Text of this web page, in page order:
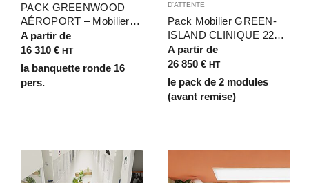
PACK GREENWOOD
AÉROPORT – Mobilier
Bois Végétalisé pour
Aéroport avec Banquette
rondes et plantes, pour
zones d’attente dans les
aéroports, gares et salles
A partir de
16 310 € HT
la banquette ronde 16
pers.
D'ATTENTE
Pack Mobilier GREEN-
ISLAND CLINIQUE 22
places – Banquettes
d’Accueil Bois
Végétalisées aux Formes
Arrondies Organiques
A partir de
26 850 € HT
le pack de 2 modules
(avant remise)